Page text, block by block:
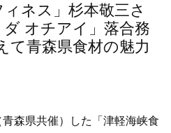
ィネス」杉本敬三さ
オチアイ」落合務
て青森県食材の魅力
青森県共催）した「津軽海峡食